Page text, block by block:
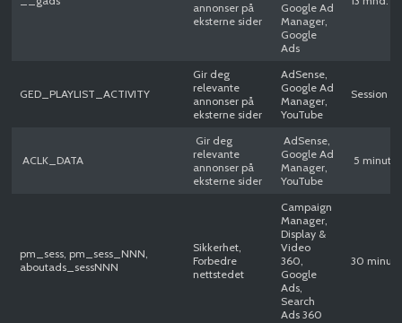
annonser på
eksterne sider
Google Ad
Manager,
Google
Ads
GED_PLAYLIST_ACTIVITY
Gir deg
relevante
annonser på
eksterne sider
AdSense,
Google Ad
Manager,
YouTube
Session
ACLK_DATA
Gir deg
relevante
annonser på
eksterne sider
AdSense,
Google Ad
Manager,
YouTube
5
pm_sess, pm_sess_NNN,
aboutads_sessNNN
Sikkerhet,
Forbedre
nettstedet
Campaign
Manager,
Display &
Video
360,
Google
Ads,
Search
Ads 360
30